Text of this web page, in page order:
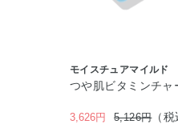
モイスチュアマイルド
つや肌ビタミンチャ
3,626円 5,126円（